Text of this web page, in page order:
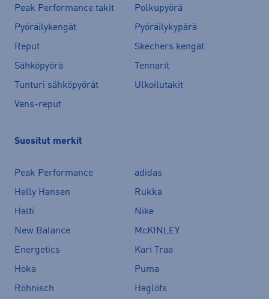
Peak Performance takit
Polkupyörä
Pyöräilykengät
Pyöräilykypärä
Reput
Skechers kengät
Sähköpyörä
Tennarit
Tunturi sähköpyörät
Ulkoilutakit
Vans-reput
Suositut merkit
Peak Performance
adidas
Helly Hansen
Rukka
Halti
Nike
New Balance
McKINLEY
Energetics
Kari Traa
Hoka
Puma
Röhnisch
Haglöfs